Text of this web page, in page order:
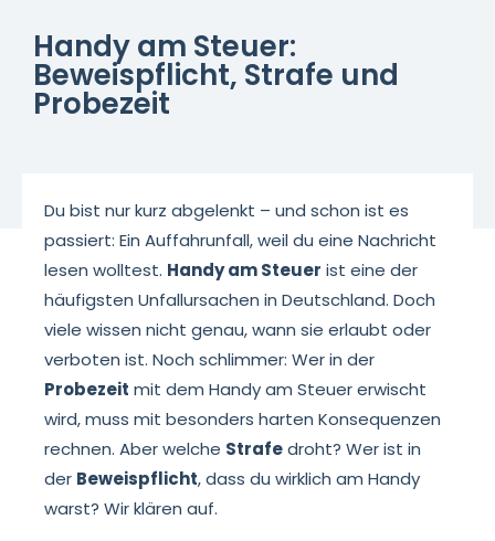
Handy am Steuer:
Beweispflicht, Strafe und
Probezeit
Du bist nur kurz abgelenkt – und schon ist es
passiert: Ein Auffahrunfall, weil du eine Nachricht
lesen wolltest. Handy am Steuer ist eine der
häufigsten Unfallursachen in Deutschland. Doch
viele wissen nicht genau, wann sie erlaubt oder
verboten ist. Noch schlimmer: Wer in der
Probezeit mit dem Handy am Steuer erwischt
wird, muss mit besonders harten Konsequenzen
rechnen. Aber welche Strafedroht? Wer ist in
der Beweispflicht, dass du wirklich am Handy
warst? Wir klären auf.